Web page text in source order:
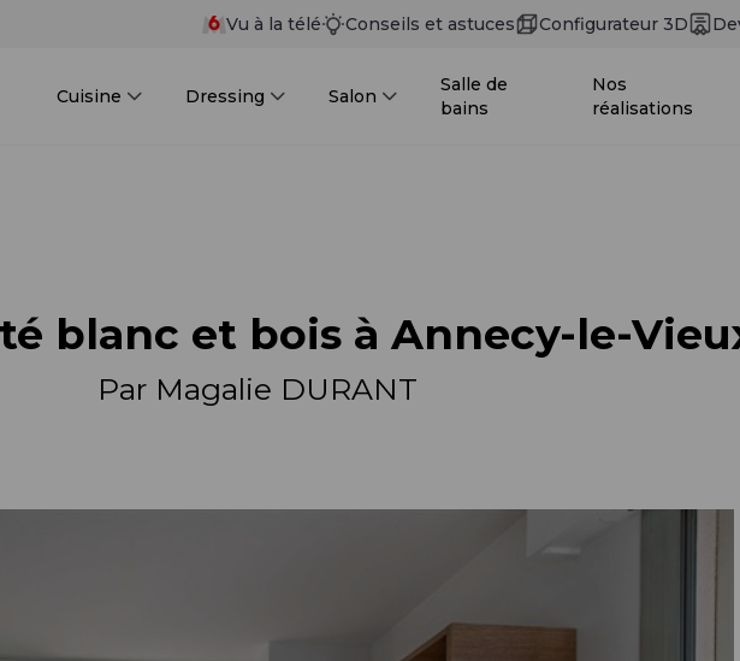
Vu à la télé Conseils et astuces Configurateur 3D
Cuisine Dressing Salon
Salle de
bains
Nos
réalisations
blanc et bois à Annecy-le-
Par Magalie DURANT